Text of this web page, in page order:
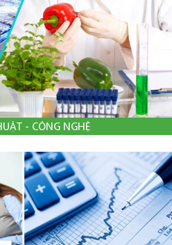
- CÔNG NGHỆ